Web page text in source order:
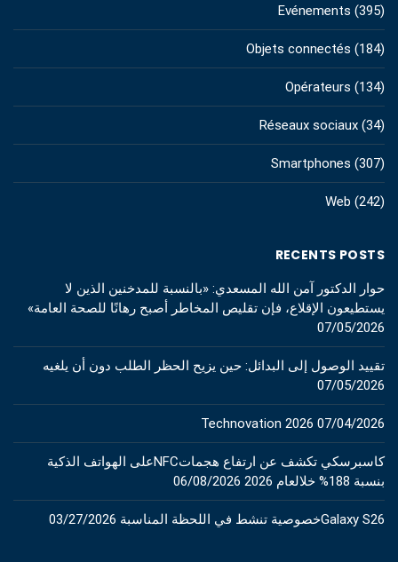
Evénements (395)
Objets connectés (184)
Opérateurs (134)
Réseaux sociaux (34)
Smartphones (307)
Web (242)
RECENTS POSTS
حوار الدكتور آمن الله المسعدي: «بالنسبة للمدخنين الذين لا
يستطيعون الإقلاع، فإن تقليص المخاطر أصبح رهانًا للصحة العامة»
07/05/2026
تقييد الوصول إلى البدائل: حين يزيح الحظر الطلب دون أن يلغيه
07/05/2026
Technovation 2026 07/04/2026
كاسبرسكي تكشف عن ارتفاع هجماتNFCعلى الهواتف الذكية
بنسبة 188% خلالعام 2026
06/08/2026
Galaxy S26خصوصية تنشط في اللحظة المناسبة 03/27/2026